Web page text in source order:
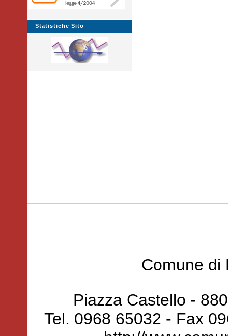
Statistiche Sito
Comune di
Piazza Castello -
Tel. 0968 65032 - Fax